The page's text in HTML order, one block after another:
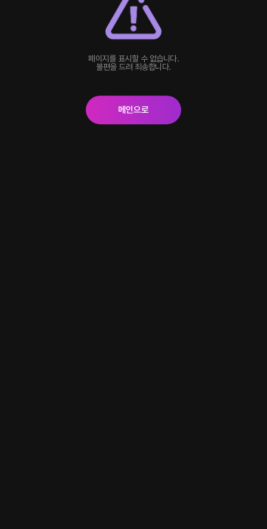
페이지를 표시할 수 없습니다.
불편을 드려 죄송합니다.
메인으로